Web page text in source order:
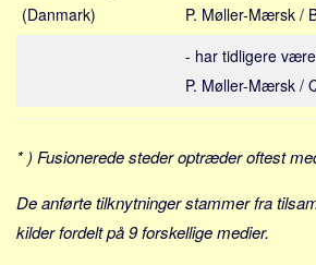
Jura og regler
Praktisk
Alle
Dokumenttyper
(Danmark)
P. Møller-Mærsk /
- har tidligere
P. Møller-Mærsk /
* ) Fusionerede steder optræder oftest
De anførte tilknytninger stammer fra
kilder fordelt på 9 forskellige medier.